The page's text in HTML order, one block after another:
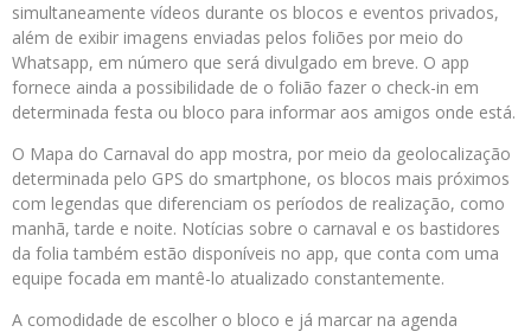
simultaneamente vídeos durante os blocos e eventos privados,
além de exibir imagens enviadas pelos foliões por meio do
Whatsapp, em número que será divulgado em breve. O app
fornece ainda a possibilidade de o folião fazer o check-in em
determinada festa ou bloco para informar aos amigos onde está.
O Mapa do Carnaval do app mostra, por meio da geolocalização
determinada pelo GPS do smartphone, os blocos mais próximos
com legendas que diferenciam os períodos de realização, como
manhã, tarde e noite. Notícias sobre o carnaval e os bastidores
da folia também estão disponíveis no app, que conta com uma
equipe focada em mantê-lo atualizado constantemente.
A comodidade de escolher o bloco e já marcar na agenda